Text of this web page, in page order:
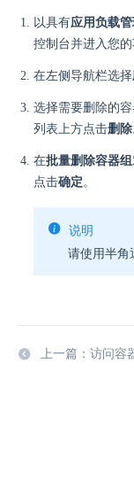
以具有应用负载
控制台并进入您的
在左侧导航栏选择
选择需要删除的
列表上方点击删除
在批量删除容器组
点击确定。
说明
请使用半角
上一篇：访问容